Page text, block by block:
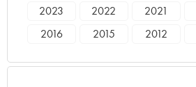
2023 2022 2021
2016
2015 2012